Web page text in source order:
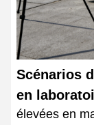
Scénarios
en
élevées en